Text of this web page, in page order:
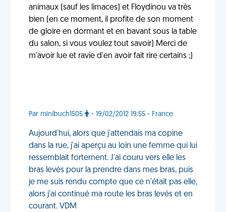
animaux (sauf les limaces) et Floydinou va très
bien (en ce moment, il profite de son moment
de gloire en dormant et en bavant sous la table
du salon, si vous voulez tout savoir) Merci de
m'avoir lue et ravie d'en avoir fait rire certains ;)
Par minibuch1505 - 19/02/2012 19:55 - France
Aujourd'hui, alors que j'attendais ma copine
dans la rue, j'ai aperçu au loin une femme qui lui
ressemblait fortement. J'ai couru vers elle les
bras levés pour la prendre dans mes bras, puis
je me suis rendu compte que ce n'était pas elle,
alors j'ai continué ma route les bras levés et en
courant. VDM